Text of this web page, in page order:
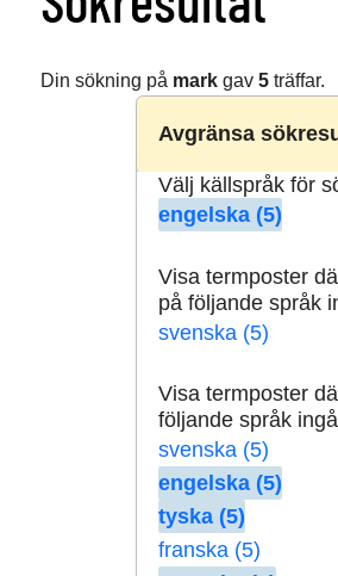
Din sökning på markgav 5träffar.
Avgränsa
Välj källspråk för
engelska (5)
Visa termposter
på följande språk
svenska (5)
Visa termposter
följande språk
svenska (5)
engelska (5)
tyska (5)
franska (5)